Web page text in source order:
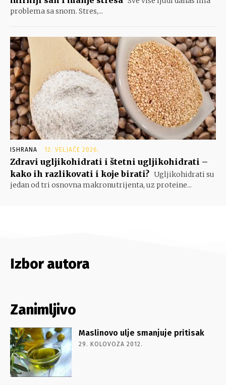
problema sa snom. Stres,...
ISHRANA 12. VELJAČE 2026.
Zdravi ugljikohidrati i štetni ugljikohidrati –
kako ih razlikovati i koje birati? Ugljikohidrati su
jedan od tri osnovna makronutrijenta, uz proteine...
Izbor autora
Zanimljivo
Maslinovo ulje smanjuje pritisak
29. KOLOVOZA 2012.